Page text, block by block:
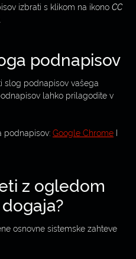
izbrati s klikom na ikono CC
podnapisov
slog podnapisov vašega
lahko prilagodite v
podnapisov: Google Chrome I
z ogledom
osnovne sistemske zahteve